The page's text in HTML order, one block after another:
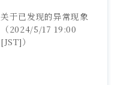
关于已发现的异常现象
（2024/5/17 19:00
[JST]）